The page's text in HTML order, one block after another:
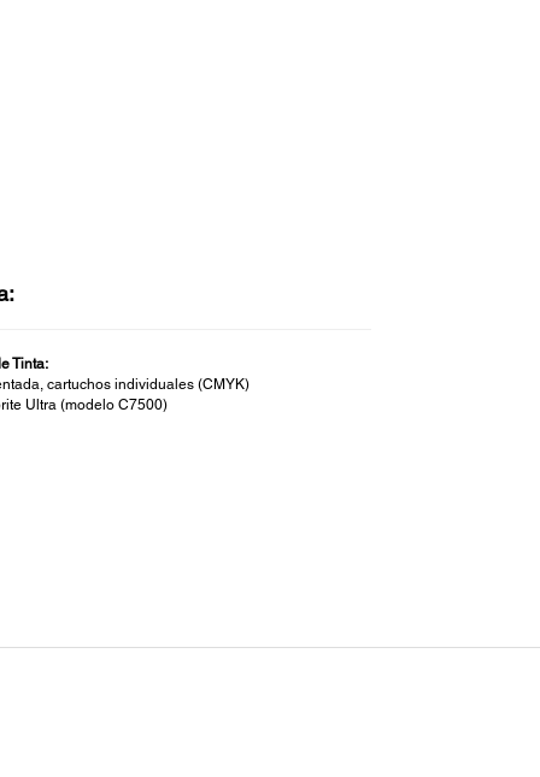
Tinta:
cartuchos individuales (CMYK)
Ultra (modelo C7500)